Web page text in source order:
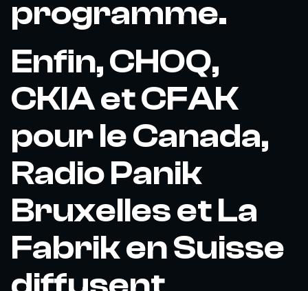
programme.
Enfin, CHOQ,
CKIA et CFAK
pour le Canada,
Radio Panik
Bruxelles et La
Fabrik en Suisse